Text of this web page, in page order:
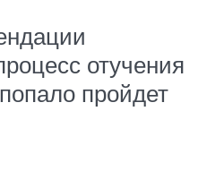
отучения
пройдет